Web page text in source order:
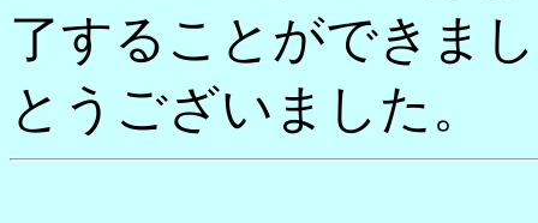
了することができま
とうございました。